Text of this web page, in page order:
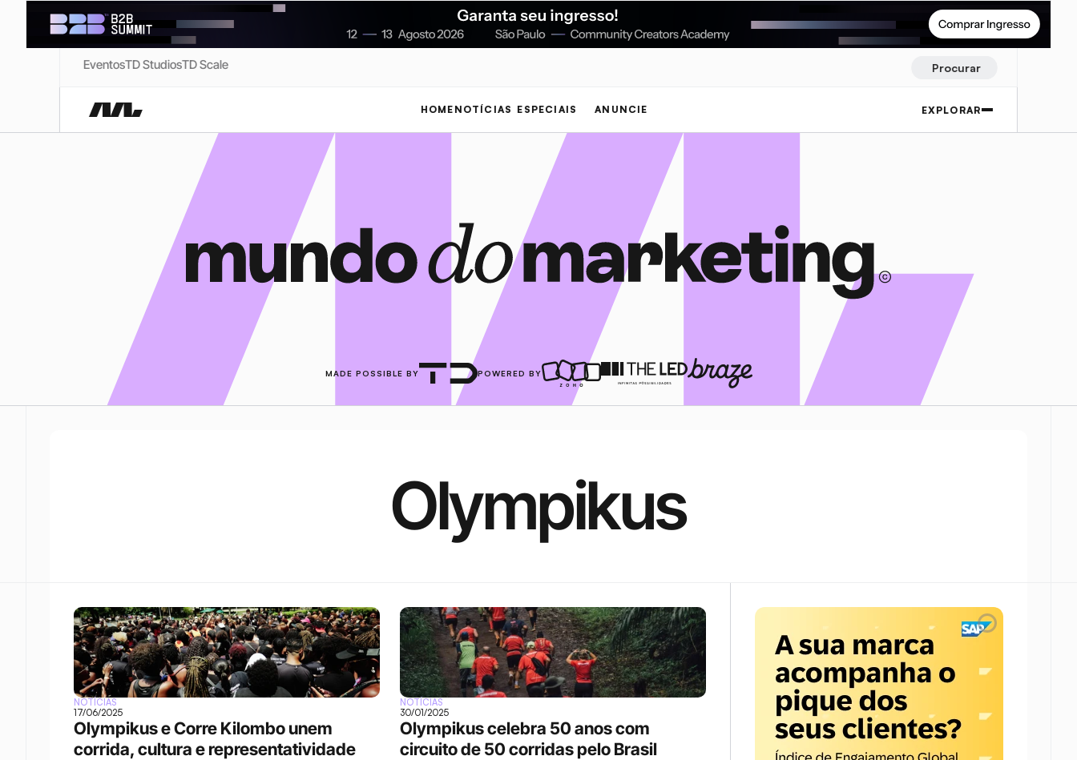
EventosTD StudiosTD Scale Procurar
HOME NOTÍCIAS ESPECIAIS ANUNCIE EXPLORAR
MADE POSSIBLE BY POWERED BY
Olympikus
NOTÍCIAS
17/06/2025
Olympikus e Corre Kilombo unem
corrida, cultura e representatividade
NOTÍCIAS
30/01/2025
Olympikus celebra 50 anos com
circuito de 50 corridas pelo Brasil